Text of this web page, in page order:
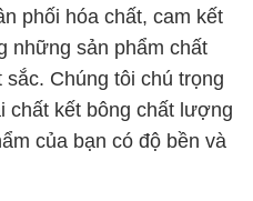
phối hóa chất, cam kết
những sản phẩm chất
Chúng tôi chú trọng
chất kết bông chất lượng
của bạn có độ bền và